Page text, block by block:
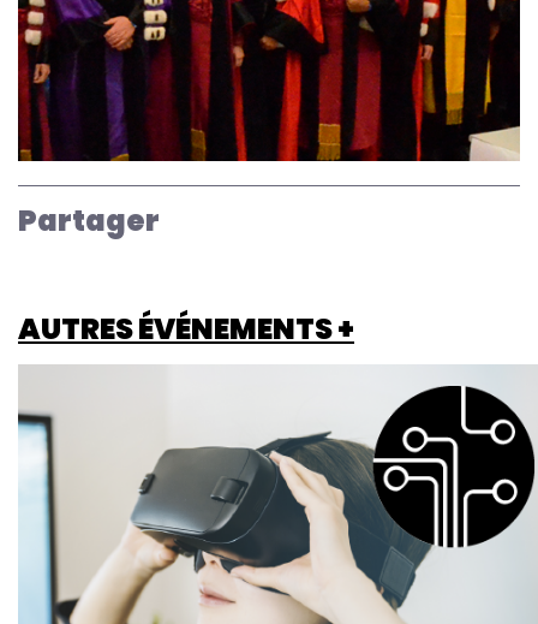
Partager
AUTRES ÉVÉNEMENTS +